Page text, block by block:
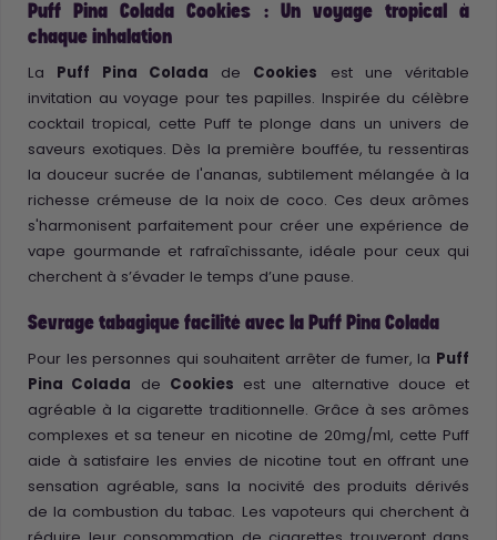
Puff Pina Colada Cookies : Un voyage tropical à
chaque inhalation
La Puff Pina Colada de Cookies est une véritable
invitation au voyage pour tes papilles. Inspirée du célèbre
cocktail tropical, cette Puff te plonge dans un univers de
saveurs exotiques. Dès la première bouffée, tu ressentiras
la douceur sucrée de l'ananas, subtilement mélangée à la
richesse crémeuse de la noix de coco. Ces deux arômes
s'harmonisent parfaitement pour créer une expérience de
vape gourmande et rafraîchissante, idéale pour ceux qui
cherchent à s’évader le temps d’une pause.
Sevrage tabagique facilité avec la Puff Pina Colada
Pour les personnes qui souhaitent arrêter de fumer, la Puff
Pina Colada de Cookies est une alternative douce et
agréable à la cigarette traditionnelle. Grâce à ses arômes
complexes et sa teneur en nicotine de 20mg/ml, cette Puff
aide à satisfaire les envies de nicotine tout en offrant une
sensation agréable, sans la nocivité des produits dérivés
de la combustion du tabac. Les vapoteurs qui cherchent à